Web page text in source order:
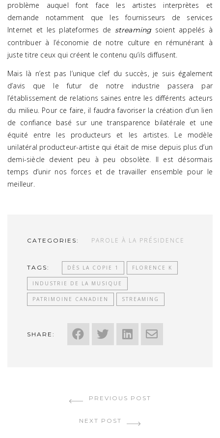
problème auquel font face les artistes interprètes et
demande notamment que les fournisseurs de services
Internet et les plateformes de streaming soient appelés à
contribuer à l’économie de notre culture en rémunérant à
juste titre ceux qui créent le contenu qu’ils diffusent.
Mais là n’est pas l’unique clef du succès, je suis également
d’avis que le futur de notre industrie passera par
l’établissement de relations saines entre les différents acteurs
du milieu. Pour ce faire, il faudra favoriser la création d’un lien
de confiance basé sur une transparence bilatérale et une
équité entre les producteurs et les artistes. Le modèle
unilatéral producteur-artiste qui était de mise depuis plus d’un
demi-siècle devient peu à peu obsolète. Il est désormais
temps d’unir nos forces et de travailler ensemble pour le
meilleur.
CATEGORIES: PAROLE À LA PRÉSIDENCE
TAGS: DÈS LA COPIE 1 FLORENCE K
INDUSTRIE DE LA MUSIQUE
PATRIMOINE CANADIEN STREAMING
SHARE:
PREVIOUS POST
NEXT POST